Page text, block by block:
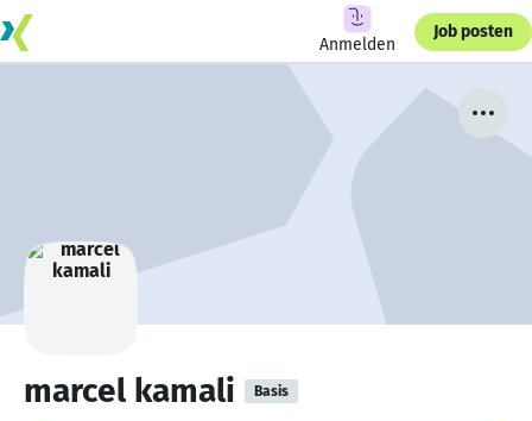
Anmelden
Job posten
marcel kamali Basis